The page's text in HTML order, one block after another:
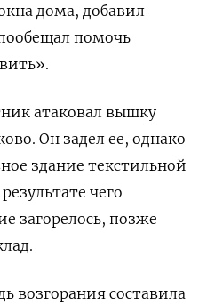
дома, добавил
помочь
атаковал вышку
Он задел ее, однако
здание текстильной
чего
загорелось, позже
составила